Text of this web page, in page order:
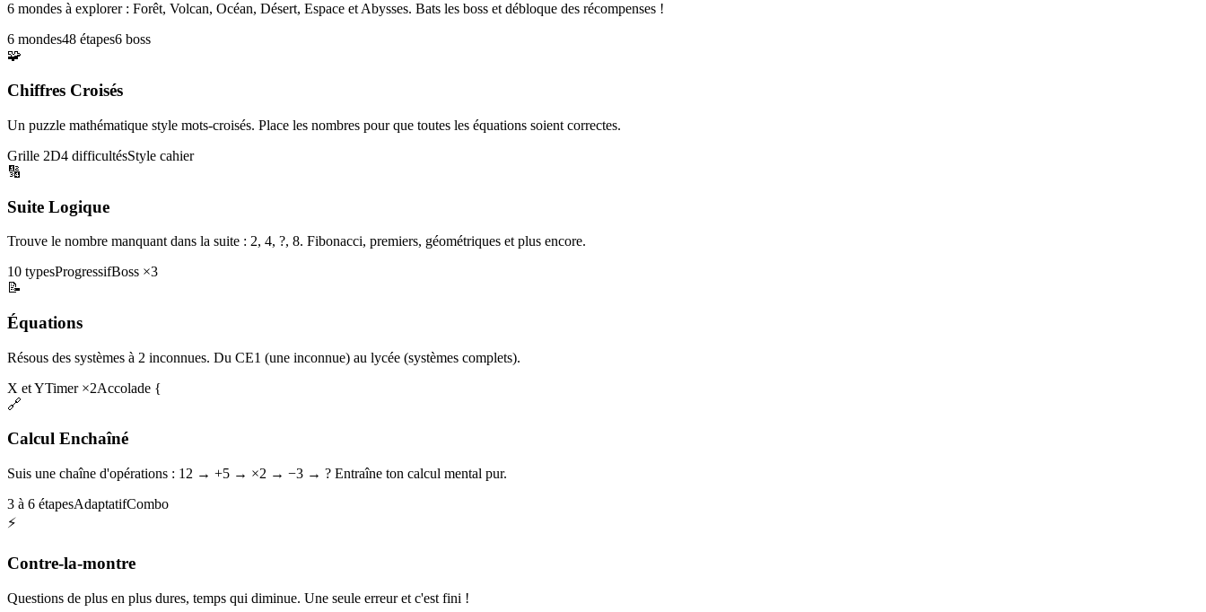
6 mondes à explorer : Forêt, Volcan, Océan, Désert, Espace et Abysses. Bats les boss et débloque des récompenses !
6 mondes48 étapes6 boss
🧩
Chiffres Croisés
Un puzzle mathématique style mots-croisés. Place les nombres pour que toutes les équations soient correctes.
Grille 2D4 difficultésStyle cahier
🔢
Suite Logique
Trouve le nombre manquant dans la suite : 2, 4, ?, 8. Fibonacci, premiers, géométriques et plus encore.
10 typesProgressifBoss ×3
📝
Équations
Résous des systèmes à 2 inconnues. Du CE1 (une inconnue) au lycée (systèmes complets).
X et YTimer ×2Accolade {
🔗
Calcul Enchaîné
Suis une chaîne d'opérations : 12 → +5 → ×2 → −3 → ? Entraîne ton calcul mental pur.
3 à 6 étapesAdaptatifCombo
⚡
Contre-la-montre
Questions de plus en plus dures, temps qui diminue. Une seule erreur et c'est fini !